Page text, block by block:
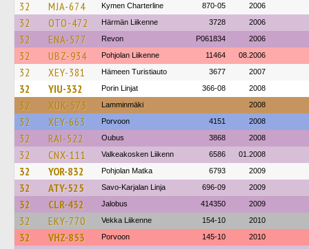
32 MJA-674 Kymen Charterline 870-05 2006
32 OTO-472 Härmän Liikenne 3728 2006
32 ENA-577 Revon P061834 2006
32 UBZ-934 Pohjolan Liikenne 11464 08.2006
32 XEY-381 Hämeen Turistiauto 3677 2007
32 YIU-332 Porin Linjat 366-08 2008
32 XUK-573 Lamminmäki 2008
32 XEY-663 Porvoon 4151 2008
32 RAI-522 Oubus 3868 2008
32 CNX-111 Valkeakosken Liikenn 6586 01.2008
32 YOR-832 Pohjolan Matka 6793 2009
32 ATY-525 Savo-Karjalan Linja 696-09 2009
32 CLR-432 Jalobus 414350 2009
32 EKY-770 Vekka Liikenne 154-10 2010
32 VHZ-853 Porvoon 145-10 2010